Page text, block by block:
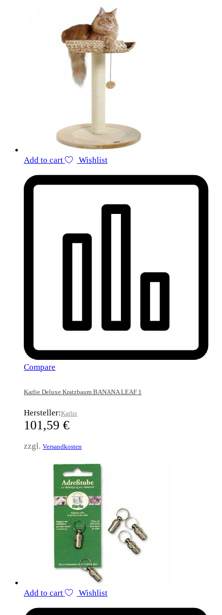
Add to cart Wishlist
Compare
Karlie Deluxe Kratzbaum BANANA LEAF 1
Hersteller:Karlie
101,59 €
zzgl. Versandkosten
Add to cart Wishlist